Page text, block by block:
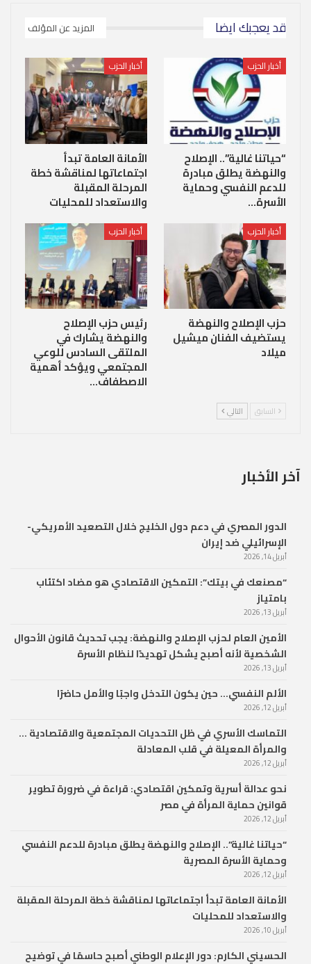
قد يعجبك ايضا المزيد عن المؤلف
أخبار الحزب
“حياتنا غالية”.. الإصلاح
والنهضة يطلق مبادرة
للدعم النفسي وحماية
الأسرة…
أخبار الحزب
الأمانة العامة تبدأ
اجتماعاتها لمناقشة خطة
المرحلة المقبلة
والاستعداد للمحليات
أخبار الحزب
حزب الإصلاح والنهضة
يستضيف الفنان ميشيل
ميلاد
أخبار الحزب
رئيس حزب الإصلاح
والنهضة يشارك في
الملتقى السادس للوعي
المجتمعي ويؤكد أهمية
الاصطفاف…
السابق التالي
آخر الأخبار
الدور المصري في دعم دول الخليج خلال التصعيد الأمريكي-
الإسرائيلي ضد إيران
أبريل 14, 2026
“مصنعك في بيتك”: التمكين الاقتصادي هو مضاد اكتئاب
بامتياز
أبريل 13, 2026
الأمين العام لحزب الإصلاح والنهضة: يجب تحديث قانون الأحوال
الشخصية لأنه أصبح يشكل تهديدًا لنظام الأسرة
أبريل 13, 2026
الألم النفسي… حين يكون التدخل واجبًا والأمل حاضرًا
أبريل 12, 2026
التماسك الأسري في ظل التحديات المجتمعية والاقتصادية …
والمرأة المعيلة في قلب المعادلة
أبريل 12, 2026
نحو عدالة أسرية وتمكين اقتصادي: قراءة في ضرورة تطوير
قوانين حماية المرأة في مصر
أبريل 12, 2026
“حياتنا غالية”.. الإصلاح والنهضة يطلق مبادرة للدعم النفسي
وحماية الأسرة المصرية
أبريل 12, 2026
الأمانة العامة تبدأ اجتماعاتها لمناقشة خطة المرحلة المقبلة
والاستعداد للمحليات
أبريل 10, 2026
الحسيني الكارم: دور الإعلام الوطني أصبح حاسمًا في توضيح